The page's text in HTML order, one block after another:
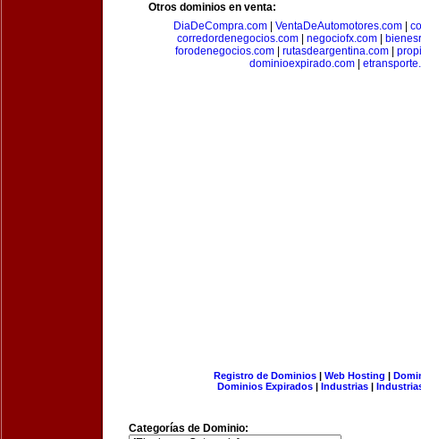
Otros dominios en venta:
DiaDeCompra.com| VentaDeAutomotores.com|
corredordenegocios.com
negociofx.com
forodenegocios.com| rutasdeargentina.com|
dominioexpirado.com|
Registro de Dominios| Web Hosting |
Dominios Expirados | Industrias |
Categorías de Dominio: